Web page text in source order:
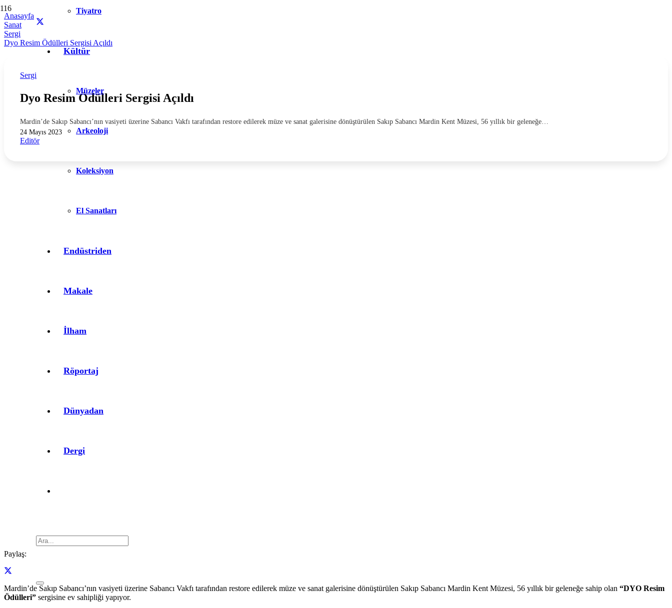
Tiyatro
Kültür
Müzeler
Arkeoloji
Koleksiyon
El Sanatları
Endüstriden
Makale
İlham
Röportaj
Dünyadan
Dergi
Anasayfa
Sanat
Sergi
Dyo Resim Ödülleri Sergisi Açıldı
Sergi
Dyo Resim Ödülleri Sergisi Açıldı
Mardin’de Sakıp Sabancı’nın vasiyeti üzerine Sabancı Vakfı tarafından restore edilerek müze ve sanat galerisine dönüştürülen Sakıp Sabancı Mardin Kent Müzesi, 56 yıllık bir geleneğe…
24 Mayıs 2023
Editör
Paylaş:
Mardin’de Sakıp Sabancı’nın vasiyeti üzerine Sabancı Vakfı tarafından restore edilerek müze ve sanat galerisine dönüştürülen Sakıp Sabancı Mardin Kent Müzesi, 56 yıllık bir geleneğe sahip olan “DYO Resim
Ödülleri” sergisine ev sahipliği yapıyor.